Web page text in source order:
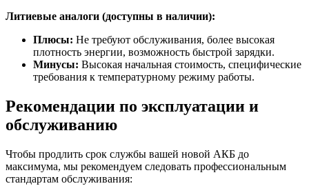
Литиевые аналоги (доступны в наличии):
Плюсы: Не требуют обслуживания, более высокая
плотность энергии, возможность быстрой зарядки.
Минусы: Высокая начальная стоимость, специфические
требования к температурному режиму работы.
Рекомендации по эксплуатации и
обслуживанию
Чтобы продлить срок службы вашей новой АКБ до
максимума, мы рекомендуем следовать профессиональным
стандартам обслуживания: